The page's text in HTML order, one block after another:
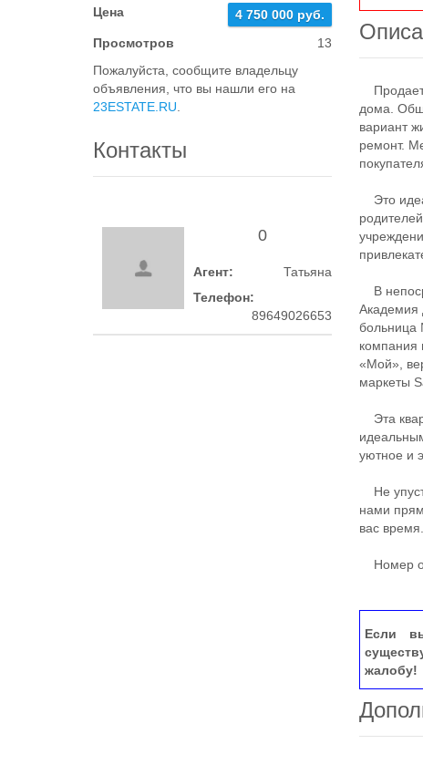
Цена
4 750 000 руб.
Просмотров
13
Пожалуйста, сообщите владельцу
объявления, что вы нашли его на
23ESTATE.RU
Контакты
0
Агент:
Татьяна
Телефон:
89649026653
дома.
вариант
ремонт.
Это
В
Академия
больница
компания
«Мой»,
маркеты
Эта
уютное и
Не
нами
вас
Номер
Если
жалобу!